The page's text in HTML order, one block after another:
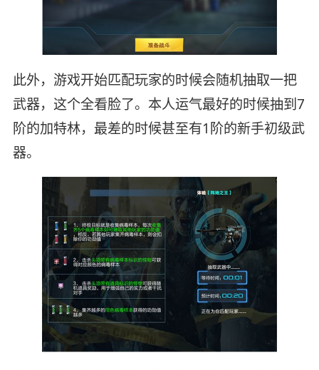
此外，游戏开始匹配玩家的时候会随机抽取一把
武器，这个全看脸了。本人运气最好的时候抽到7
阶的加特林，最差的时候甚至有1阶的新手初级武
器。